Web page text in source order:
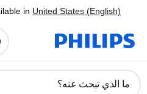
in United States (English)
دعم
ما الذي تبحث عنه؟